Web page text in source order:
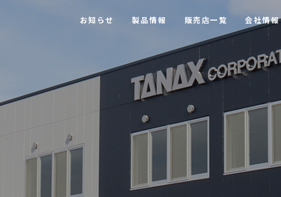
お知らせ 製品情報 販売店一覧 会社情報